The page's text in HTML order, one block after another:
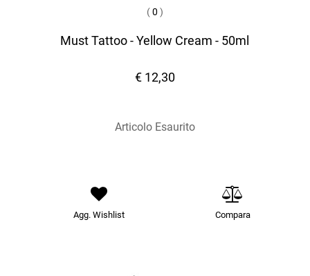
(0 )
Must Tattoo - Yellow Cream - 50ml
€ 12,30
Articolo Esaurito
Agg. Wishlist Compara